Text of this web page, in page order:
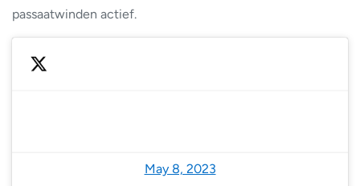
passaatwinden actief.
May 8, 2023